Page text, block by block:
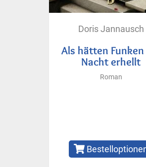
Doris Jannausch
Als hätten Funken
Nacht erhellt
Roman